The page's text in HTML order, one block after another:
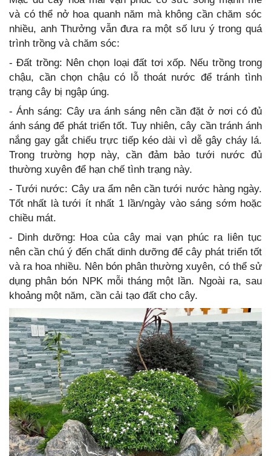
và có thể nở hoa quanh năm mà không cần chăm sóc
nhiều, anh Thưởng vẫn đưa ra một số lưu ý trong quá
trình trồng và chăm sóc:
- Đất trồng: Nên chọn loại đất tơi xốp. Nếu trồng trong
chậu, cần chọn chậu có lỗ thoát nước để tránh tình
trạng cây bị ngập úng.
- Ánh sáng: Cây ưa ánh sáng nên cần đặt ở nơi có đủ
ánh sáng để phát triển tốt. Tuy nhiên, cây cần tránh ánh
nắng gay gắt chiếu trực tiếp kéo dài vì dễ gây cháy lá.
Trong trường hợp này, cần đảm bảo tưới nước đủ
thường xuyên để hạn chế tình trạng này.
- Tưới nước: Cây ưa ẩm nên cần tưới nước hàng ngày.
Tốt nhất là tưới ít nhất 1 lần/ngày vào sáng sớm hoặc
chiều mát.
- Dinh dưỡng: Hoa của cây mai vạn phúc ra liên tục
nên cần chú ý đến chất dinh dưỡng để cây phát triển tốt
và ra hoa nhiều. Nên bón phân thường xuyên, có thể sử
dụng phân bón NPK mỗi tháng một lần. Ngoài ra, sau
khoảng một năm, cần cải tạo đất cho cây.